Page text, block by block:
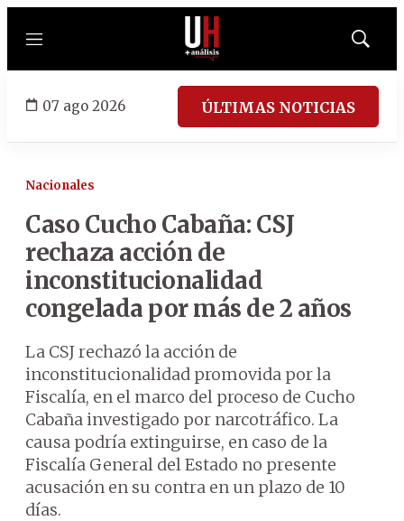
Menú
Mostrar
07 ago 2026 ÚLTIMAS NOTICIAS
Nacionales
Caso Cucho Cabaña: CSJ
rechaza acción de
inconstitucionalidad
congelada por más de 2 años
La CSJ rechazó la acción de
inconstitucionalidad promovida por la
Fiscalía, en el marco del proceso de Cucho
Cabaña investigado por narcotráfico. La
causa podría extinguirse, en caso de la
Fiscalía General del Estado no presente
acusación en su contra en un plazo de 10
días.